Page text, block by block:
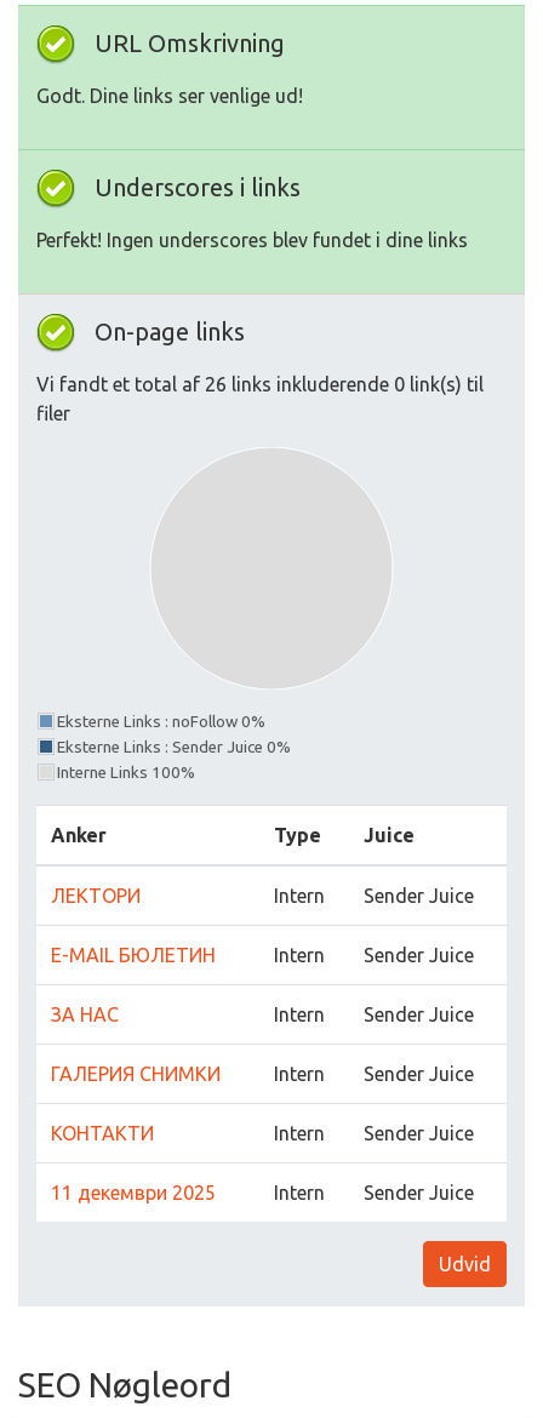
URL Omskrivning
Godt. Dine links ser venlige ud!
Underscores i links
Perfekt! Ingen underscores blev fundet i dine links
On-page links
Vi fandt et total af 26 links inkluderende 0 link(s) til
filer
Eksterne Links : noFollow 0%
Eksterne Links : Sender Juice 0%
Interne Links 100%
Anker Type Juice
ЛЕКТОРИ Intern Sender Juice
E-MAIL БЮЛЕТИН Intern Sender Juice
ЗА НАС Intern Sender Juice
ГАЛЕРИЯ СНИМКИ Intern Sender Juice
КОНТАКТИ Intern Sender Juice
11 декември 2025 Intern Sender Juice
Udvid
SEO Nøgleord